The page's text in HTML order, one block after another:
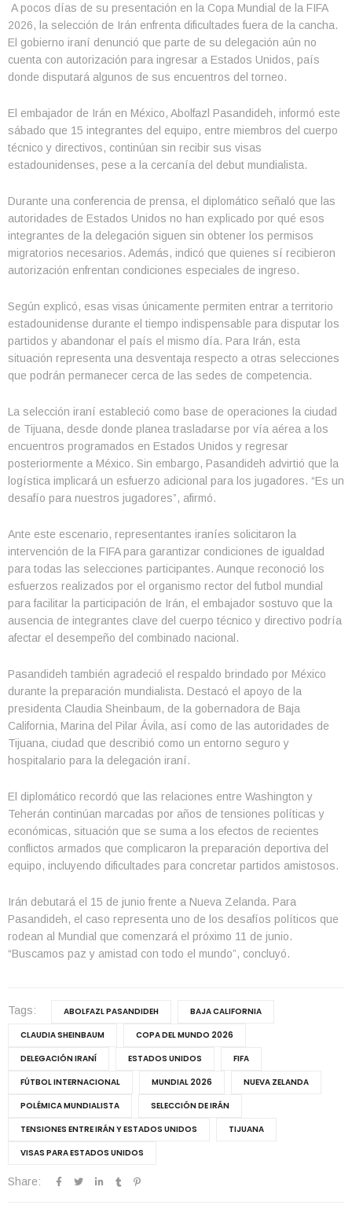
A pocos días de su presentación en la Copa Mundial de la FIFA
2026, la selección de Irán enfrenta dificultades fuera de la cancha.
El gobierno iraní denunció que parte de su delegación aún no
cuenta con autorización para ingresar a Estados Unidos, país
donde disputará algunos de sus encuentros del torneo.
El embajador de Irán en México, Abolfazl Pasandideh, informó este
sábado que 15 integrantes del equipo, entre miembros del cuerpo
técnico y directivos, continúan sin recibir sus visas
estadounidenses, pese a la cercanía del debut mundialista.
Durante una conferencia de prensa, el diplomático señaló que las
autoridades de Estados Unidos no han explicado por qué esos
integrantes de la delegación siguen sin obtener los permisos
migratorios necesarios. Además, indicó que quienes sí recibieron
autorización enfrentan condiciones especiales de ingreso.
Según explicó, esas visas únicamente permiten entrar a territorio
estadounidense durante el tiempo indispensable para disputar los
partidos y abandonar el país el mismo día. Para Irán, esta
situación representa una desventaja respecto a otras selecciones
que podrán permanecer cerca de las sedes de competencia.
La selección iraní estableció como base de operaciones la ciudad
de Tijuana, desde donde planea trasladarse por vía aérea a los
encuentros programados en Estados Unidos y regresar
posteriormente a México. Sin embargo, Pasandideh advirtió que la
logística implicará un esfuerzo adicional para los jugadores. “Es un
desafío para nuestros jugadores”, afirmó.
Ante este escenario, representantes iraníes solicitaron la
intervención de la FIFA para garantizar condiciones de igualdad
para todas las selecciones participantes. Aunque reconoció los
esfuerzos realizados por el organismo rector del futbol mundial
para facilitar la participación de Irán, el embajador sostuvo que la
ausencia de integrantes clave del cuerpo técnico y directivo podría
afectar el desempeño del combinado nacional.
Pasandideh también agradeció el respaldo brindado por México
durante la preparación mundialista. Destacó el apoyo de la
presidenta Claudia Sheinbaum, de la gobernadora de Baja
California, Marina del Pilar Ávila, así como de las autoridades de
Tijuana, ciudad que describió como un entorno seguro y
hospitalario para la delegación iraní.
El diplomático recordó que las relaciones entre Washington y
Teherán continúan marcadas por años de tensiones políticas y
económicas, situación que se suma a los efectos de recientes
conflictos armados que complicaron la preparación deportiva del
equipo, incluyendo dificultades para concretar partidos amistosos.
Irán debutará el 15 de junio frente a Nueva Zelanda. Para
Pasandideh, el caso representa uno de los desafíos políticos que
rodean al Mundial que comenzará el próximo 11 de junio.
“Buscamos paz y amistad con todo el mundo”, concluyó.
Tags: ABOLFAZL PASANDIDEH
BAJA CALIFORNIA
CLAUDIA SHEINBAUM
COPA DEL MUNDO 2026
DELEGACIÓN IRANÍ
ESTADOS UNIDOS
FIFA
FÚTBOL INTERNACIONAL
MUNDIAL 2026
NUEVA ZELANDA
POLÉMICA MUNDIALISTA
SELECCIÓN DE IRÁN
TENSIONES ENTRE IRÁN Y ESTADOS UNIDOS
TIJUANA
VISAS PARA ESTADOS UNIDOS
Share: